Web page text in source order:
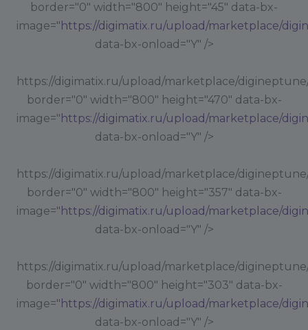
border="0" width="800" height="45" data-bx-
image=" https://digimatix.ru/upload/marketplace/
data-bx-onload="Y" />
https://digimatix.ru/upload/marketplace/
border="0" width="800" height="470" data-bx-
image=" https://digimatix.ru/upload/marketplace/
data-bx-onload="Y" />
https://digimatix.ru/upload/marketplace/
border="0" width="800" height="357" data-bx-
image=" https://digimatix.ru/upload/marketplace/
data-bx-onload="Y" />
https://digimatix.ru/upload/marketplace/
border="0" width="800" height="303" data-bx-
image=" https://digimatix.ru/upload/marketplace/
data-bx-onload="Y" />